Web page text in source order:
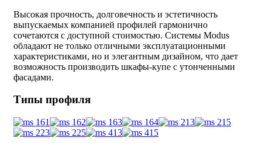
Высокая прочность, долговечность и эстетичность
выпускаемых компанией профилей гармонично
сочетаются с доступной стоимостью. Системы Modus
обладают не только отличными эксплуатационными
характеристиками, но и элегантным дизайном, что дает
возможность производить шкафы-купе с утонченными
фасадами.
Типы профиля